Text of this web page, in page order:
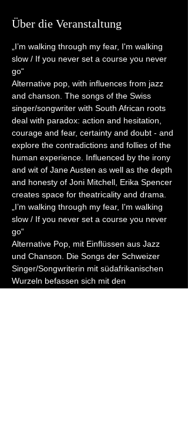
Über die Veranstaltung
„I’m walking through my fear, I'm walking
slow / If you never set a course you never
go“
Alternative pop, with influences from jazz
and chanson. The songs of the Swiss
singer/songwriter with South African roots
deal with paradox: action and hesitation,
courage and fear, certainty and doubt - and
explore the contradictions and follies of the
human experience. Influenced by the irony
and wit of Jane Austen as well as the depth
and honesty of Joni Mitchell, Erika Spencer
creates space for theatricality and drama.
„I’m walking through my fear, I'm walking
slow / If you never set a course you never
go“
Alternative Pop, mit Einflüssen aus Jazz
und Chanson. Die Songs der Schweizer
Singer/Songwriterin mit südafrikanischen
Wurzeln befassen sich mit den